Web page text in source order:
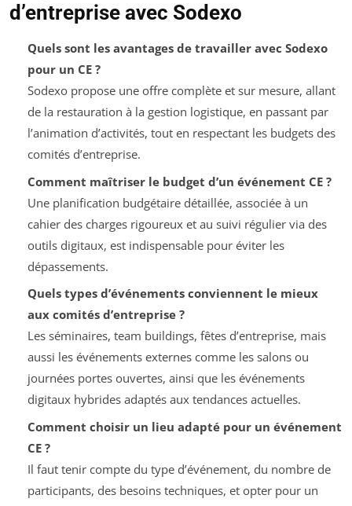
d’entreprise avec Sodexo
Quels sont les avantages de travailler avec Sodexo
pour un CE ?
Sodexo propose une offre complète et sur mesure, allant
de la restauration à la gestion logistique, en passant par
l’animation d’activités, tout en respectant les budgets des
comités d’entreprise.
Comment maîtriser le budget d’un événement CE ?
Une planification budgétaire détaillée, associée à un
cahier des charges rigoureux et au suivi régulier via des
outils digitaux, est indispensable pour éviter les
dépassements.
Quels types d’événements conviennent le mieux
aux comités d’entreprise ?
Les séminaires, team buildings, fêtes d’entreprise, mais
aussi les événements externes comme les salons ou
journées portes ouvertes, ainsi que les événements
digitaux hybrides adaptés aux tendances actuelles.
Comment choisir un lieu adapté pour un événement
CE ?
Il faut tenir compte du type d’événement, du nombre de
participants, des besoins techniques, et opter pour un